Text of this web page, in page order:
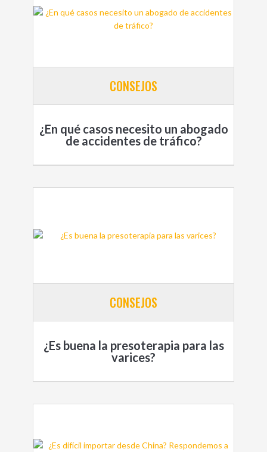
CONSEJOS
¿En qué casos necesito un abogado
de accidentes de tráfico?
CONSEJOS
¿Es buena la presoterapia para las
varices?